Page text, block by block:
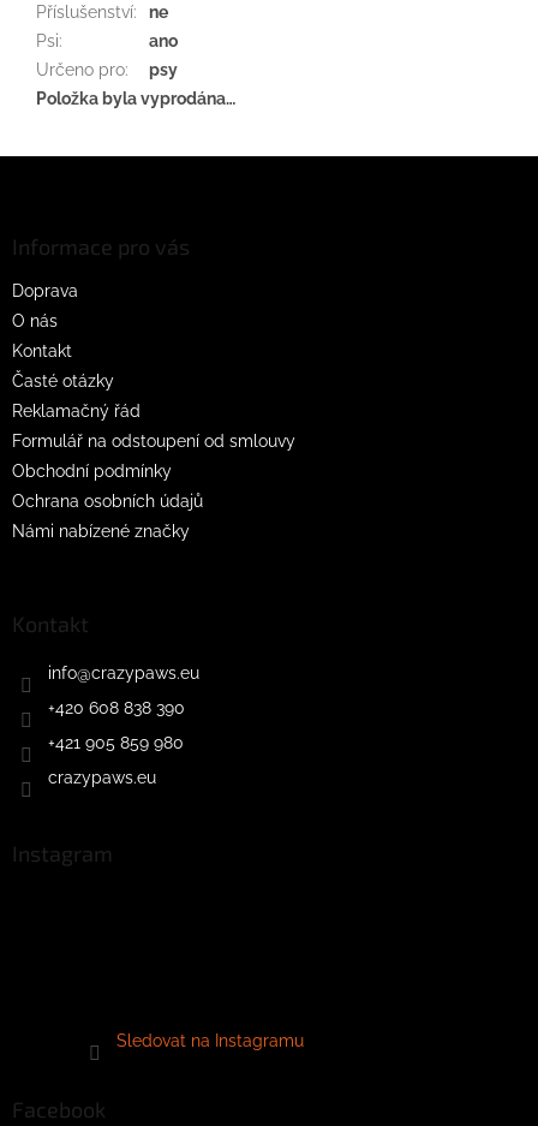
Příslušenství:
ne
Psi:
ano
Určeno pro:
psy
Položka byla vyprodána…
Informace pro vás
Doprava
O nás
Kontakt
Časté otázky
Reklamačný řád
Formulář na odstoupení od smlouvy
Obchodní podmínky
Ochrana osobních údajů
Námi nabízené značky
Kontakt
info@crazypaws.eu
+420 608 838 390
+421 905 859 980
crazypaws.eu
Instagram
Sledovat na Instagramu
Facebook